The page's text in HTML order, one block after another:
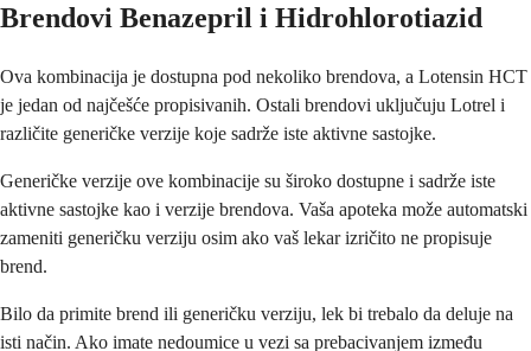
Brendovi Benazepril i Hidrohlorotiazid
Ova kombinacija je dostupna pod nekoliko brendova, a Lotensin HCT
je jedan od najčešće propisivanih. Ostali brendovi uključuju Lotrel i
različite generičke verzije koje sadrže iste aktivne sastojke.
Generičke verzije ove kombinacije su široko dostupne i sadrže iste
aktivne sastojke kao i verzije brendova. Vaša apoteka može automatski
zameniti generičku verziju osim ako vaš lekar izričito ne propisuje
brend.
Bilo da primite brend ili generičku verziju, lek bi trebalo da deluje na
isti način. Ako imate nedoumice u vezi sa prebacivanjem između